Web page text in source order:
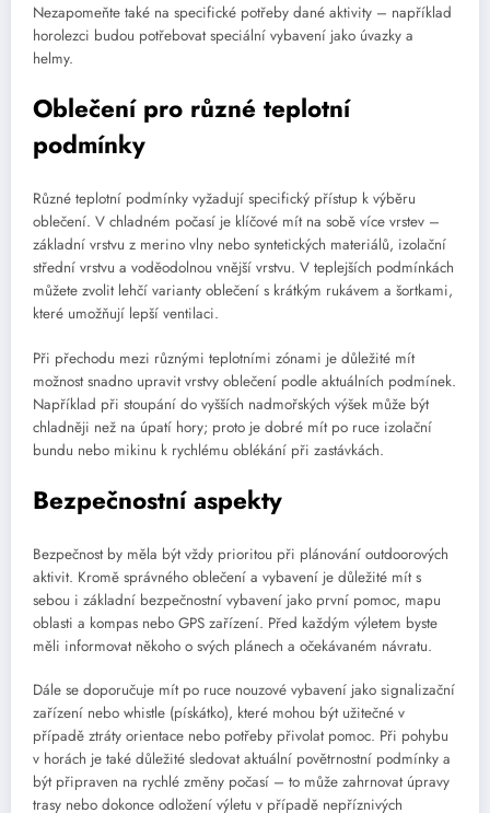
Nezapomeňte také na specifické potřeby dané aktivity – například
horolezci budou potřebovat speciální vybavení jako úvazky a
helmy.
Oblečení pro různé teplotní
podmínky
Různé teplotní podmínky vyžadují specifický přístup k výběru
oblečení. V chladném počasí je klíčové mít na sobě více vrstev –
základní vrstvu z merino vlny nebo syntetických materiálů, izolační
střední vrstvu a voděodolnou vnější vrstvu. V teplejších podmínkách
můžete zvolit lehčí varianty oblečení s krátkým rukávem a šortkami,
které umožňují lepší ventilaci.
Při přechodu mezi různými teplotními zónami je důležité mít
možnost snadno upravit vrstvy oblečení podle aktuálních podmínek.
Například při stoupání do vyšších nadmořských výšek může být
chladněji než na úpatí hory; proto je dobré mít po ruce izolační
bundu nebo mikinu k rychlému oblékání při zastávkách.
Bezpečnostní aspekty
Bezpečnost by měla být vždy prioritou při plánování outdoorových
aktivit. Kromě správného oblečení a vybavení je důležité mít s
sebou i základní bezpečnostní vybavení jako první pomoc, mapu
oblasti a kompas nebo GPS zařízení. Před každým výletem byste
měli informovat někoho o svých plánech a očekávaném návratu.
Dále se doporučuje mít po ruce nouzové vybavení jako signalizační
zařízení nebo whistle (pískátko), které mohou být užitečné v
případě ztráty orientace nebo potřeby přivolat pomoc. Při pohybu
v horách je také důležité sledovat aktuální povětrnostní podmínky a
být připraven na rychlé změny počasí – to může zahrnovat úpravy
trasy nebo dokonce odložení výletu v případě nepříznivých